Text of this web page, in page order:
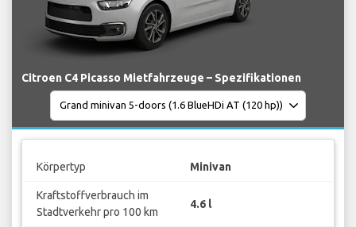
Citroen C4 Picasso Mietfahrzeuge – Spezifikationen
Körpertyp Minivan
Kraftstoffverbrauch im
Stadtverkehr pro 100 km
4.6 l